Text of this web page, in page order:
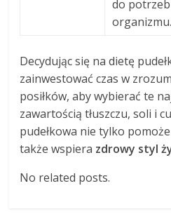
do potrzeb
organizmu.
Decydując się na dietę
zainwestować czas w
posiłków, aby wybierać te
zawartością tłuszczu, soli i
pudełkowa nie tylko
także wspiera zdrowy styl
No related posts.